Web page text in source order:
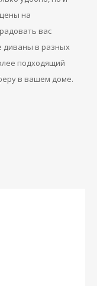
на
вас
диваны в разных
подходящий
в вашем доме.